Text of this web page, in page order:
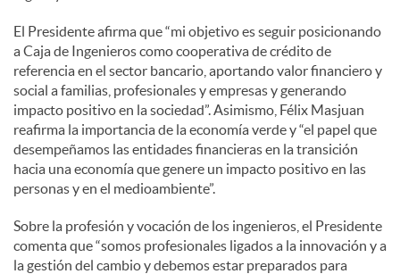
n
i
d
o
s
El Presidente afirma que “mi objetivo es seguir posicionando
a Caja de Ingenieros como cooperativa de crédito de
referencia en el sector bancario, aportando valor financiero y
social a familias, profesionales y empresas y generando
impacto positivo en la sociedad”. Asimismo, Félix Masjuan
reafirma la importancia de la economía verde y “el papel que
desempeñamos las entidades financieras en la transición
hacia una economía que genere un impacto positivo en las
personas y en el medioambiente”.
Sobre la profesión y vocación de los ingenieros, el Presidente
comenta que “somos profesionales ligados a la innovación y a
la gestión del cambio y debemos estar preparados para